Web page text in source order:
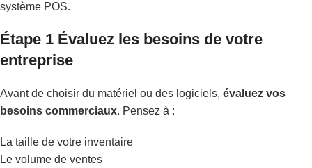
système POS.
Étape 1 Évaluez les besoins de votre
entreprise
Avant de choisir du matériel ou des logiciels, évaluez vos
besoins commerciaux. Pensez à :
La taille de votre inventaire
Le volume de ventes